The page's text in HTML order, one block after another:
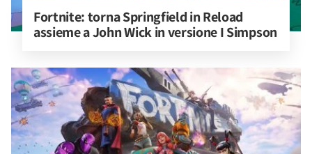
Fortnite: torna Springfield in Reload
assieme a John Wick in versione I Simpson